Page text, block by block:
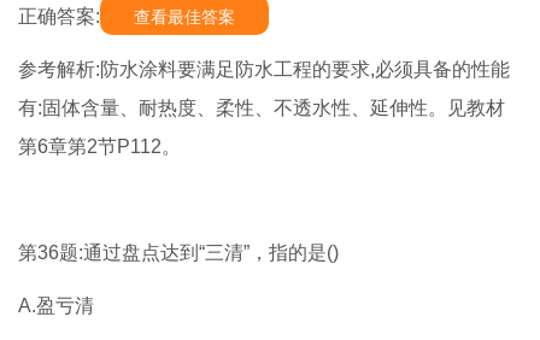
正确答案: 查看最佳答案
参考解析:防水涂料要满足防水工程的要求,必须具备的性能
有:固体含量、耐热度、柔性、不透水性、延伸性。见教材
第6章第2节P112。
第36题:通过盘点达到“三清”，指的是()
A.盈亏清